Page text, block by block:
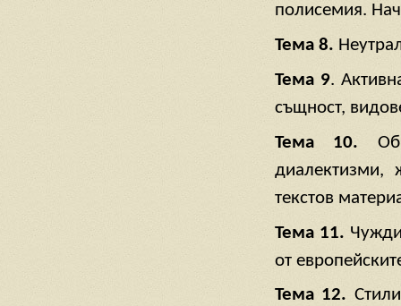
полисемия.
Тема 8.
Тема 9.
същност,
Тема 10.
диалектизми,
текстов
Тема 11.
от
Тема 12.